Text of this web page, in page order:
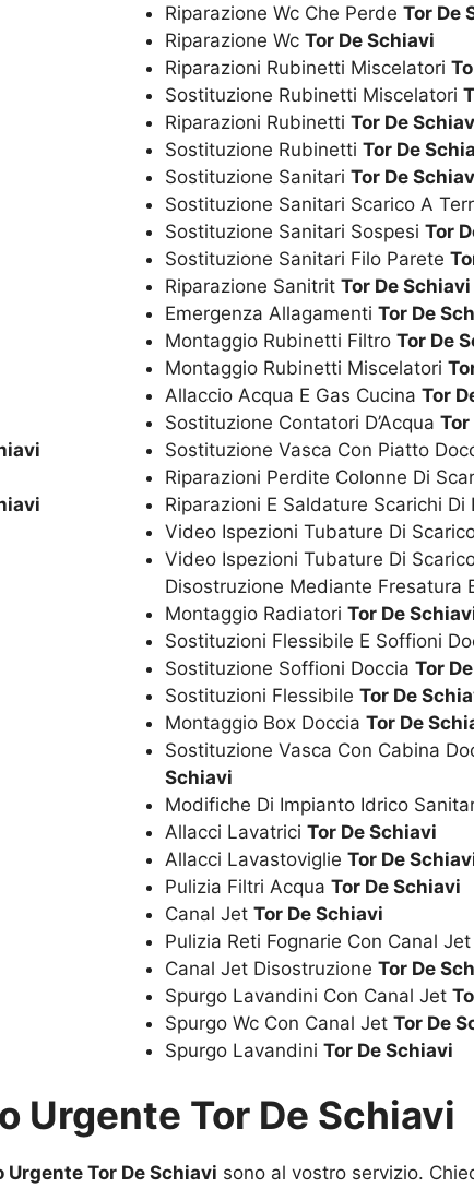
Riparazione Wc Che PerdeTor De
Riparazione WcTor De Schiavi
Riparazioni Rubinetti Miscelatori
Sostituzione Rubinetti Miscelatori
Riparazioni RubinettiTor De
Sostituzione RubinettiTor De
Sostituzione SanitariTor De
Sostituzione Sanitari Scarico A
Sostituzione Sanitari SospesiTor
Sostituzione Sanitari Filo Parete
Riparazione SanitritTor De Schiavi
Emergenza AllagamentiTor De
Montaggio Rubinetti FiltroTor De
Montaggio Rubinetti Miscelatori
Allaccio Acqua E Gas CucinaTor
Sostituzione Contatori D’AcquaTor
Sostituzione Vasca Con Piatto
Riparazioni Perdite Colonne Di
Riparazioni E Saldature Scarichi
Video Ispezioni Tubature Di
Video Ispezioni Tubature Di
Disostruzione Mediante Fresatura
Montaggio RadiatoriTor De
Sostituzioni Flessibile E Soffioni
Sostituzione Soffioni DocciaTor
Sostituzioni FlessibileTor De
Montaggio Box DocciaTor De
Sostituzione Vasca Con Cabina
Schiavi
Modifiche Di Impianto Idrico
Allacci LavatriciTor De Schiavi
Allacci LavastoviglieTor De
Pulizia Filtri AcquaTor De Schiavi
Canal JetTor De Schiavi
Pulizia Reti Fognarie Con Canal
Canal Jet DisostruzioneTor De
Spurgo Lavandini Con Canal Jet
Spurgo Wc Con Canal JetTor De
Spurgo LavandiniTor De Schiavi
Urgente Tor De Schiavi
Urgente Tor De Schiavi sono al vostro servizio.